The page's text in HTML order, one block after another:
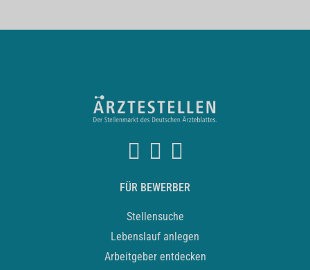
FÜR BEWERBER
Stellensuche
Lebenslauf anlegen
Arbeitgeber entdecken